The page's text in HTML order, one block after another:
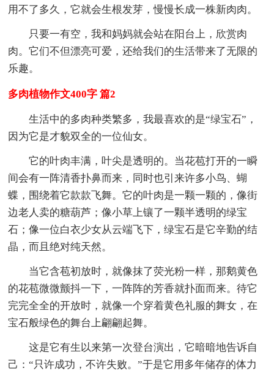
用不了多久，它就会生根发芽，慢慢长成一株新肉肉。
只要一有空，我和妈妈就会站在阳台上，欣赏肉
肉。它们不但漂亮可爱，还给我们的生活带来了无限的
乐趣。
多肉植物作文400字 篇2
生活中的多肉种类繁多，我最喜欢的是“绿宝石”，
因为它是才貌双全的一位仙女。
它的叶肉丰满，叶尖是透明的。当花苞打开的一瞬
间会有一阵清香扑鼻而来，同时也引来许多小鸟、蝴
蝶，围绕着它款款飞舞。它的叶肉是一颗一颗的，像街
边老人卖的糖葫芦；像小草上镶了一颗半透明的绿宝
石；像一位白衣少女从云端飞下，绿宝石是它辛勤的结
晶，而且绝对纯天然。
当它含苞初放时，就像抹了荧光粉一样，那鹅黄色
的花苞微微颤抖一下，一阵阵的芳香就扑面而来。待它
完完全全的开放时，就像一个穿着黄色礼服的舞女，在
宝石般绿色的舞台上翩翩起舞。
这是它有生以来第一次登台演出，它暗暗地告诉自
己：“只许成功，不许失败。”于是它用多年储存的体力